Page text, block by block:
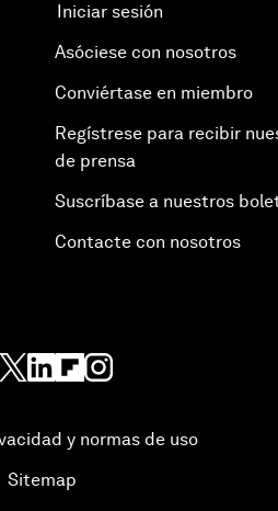
Iniciar sesión
Asóciese con nosotros
Conviértase en miembro
Regístrese para recibir
de prensa
Suscríbase a nuestros
Contacte con nosotros
y normas de uso
Sitemap